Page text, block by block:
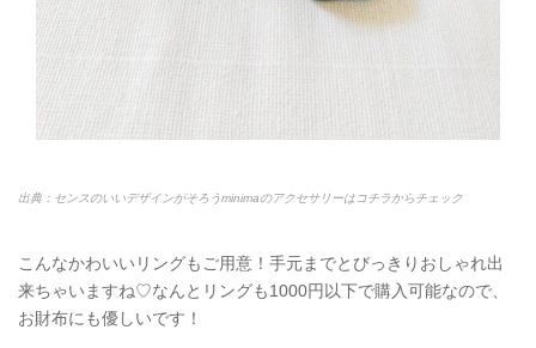
出典：センスのいいデザインがそろうminimaのアクセサリーはコチラからチェック
こんなかわいいリングもご用意！手元までとびっきりおしゃれ出
来ちゃいますね♡なんとリングも1000円以下で購入可能なので、
お財布にも優しいです！